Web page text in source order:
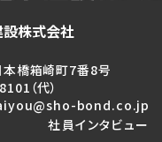
設株式会社
橋箱崎町7番8号
（代）
bond.co.jp
社員インタビュー